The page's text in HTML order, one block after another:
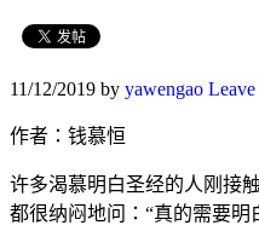
11/12/2019 by yawengao
作者：钱慕恒
许多渴慕明白圣经的人刚接
都很纳闷地问：“真的需要